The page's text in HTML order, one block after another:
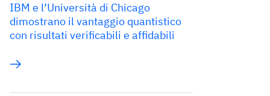
IBM e l’Università di Chicago
dimostrano il vantaggio quantistico
con risultati verificabili e affidabili